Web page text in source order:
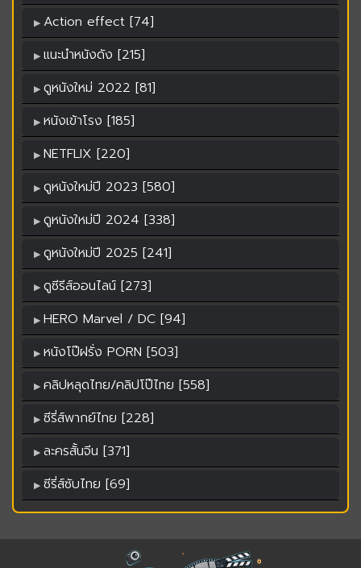
Action effect [74]
แนะนำหนังดัง [215]
ดูหนังใหม่ 2022 [81]
หนังเข้าโรง [185]
NETFLIX [220]
ดูหนังใหม่ปี 2023 [580]
ดูหนังใหม่ปี 2024 [338]
ดูหนังใหม่ปี 2025 [241]
ดูซีรีส์ออนไลน์ [273]
HERO Marvel / DC [94]
หนังโป๊ฝรั่ง PORN [503]
คลิปหลุดไทย/คลิปโป๊ไทย [558]
ซีรี่ส์พากย์ไทย [228]
ละครสั้นจีน [371]
ซีรี่ส์ซับไทย [69]